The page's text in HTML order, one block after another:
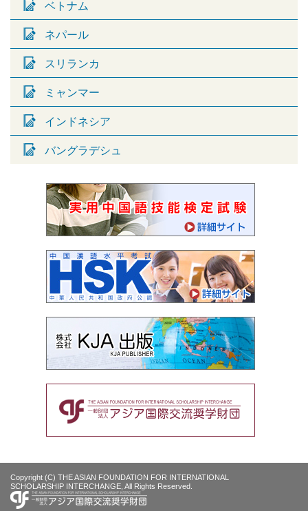
ベトナム
ネパール
スリランカ
ミャンマー
インドネシア
バングラデシュ
Copyright (C) THE ASIAN FOUNDATION FOR INTERNATIONAL
SCHOLARSHIP INTERCHANGE, All Rights Reserved.